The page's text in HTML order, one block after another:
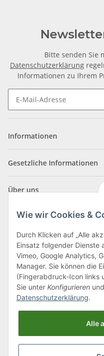
Bitte senden Sie
Datenschutzerklärung
Informationen zu Ihrem
Informationen
Gesetzliche Informationen
Über uns
Klagenfurter Straße 29
9556 Liebenfels
Montag bis Donnerstag:
Freitag: 8:00 bis 12:00 Uhr
Tel.:0043 (0) 4262 50900
office@cncshop.at
Wie wir Cookies &
Durch Klicken auf „Alle
Einsatz folgender Dienste
Vimeo, Google Analytics,
Manager. Sie können die
(Fingerabdruck-Icon links
Sie unter Konfigurieren
Datenschutzerklärung.
Alle